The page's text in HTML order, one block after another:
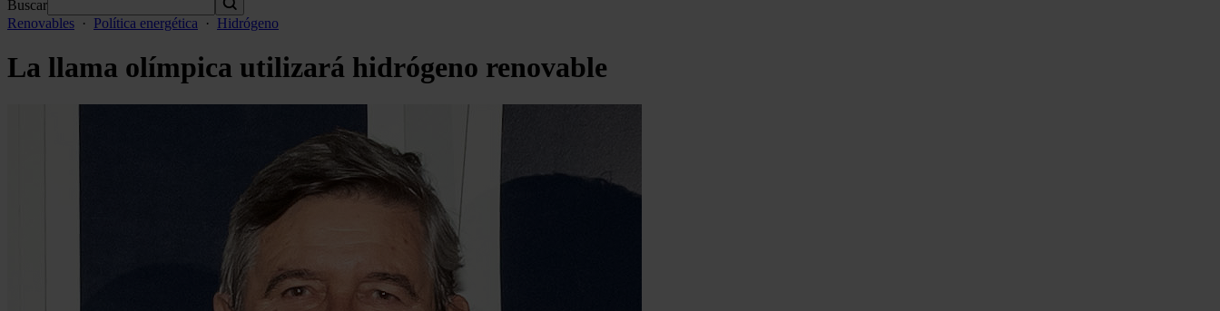
Buscar
Renovables · Política energética · Hidrógeno
La llama olímpica utilizará hidrógeno renovable